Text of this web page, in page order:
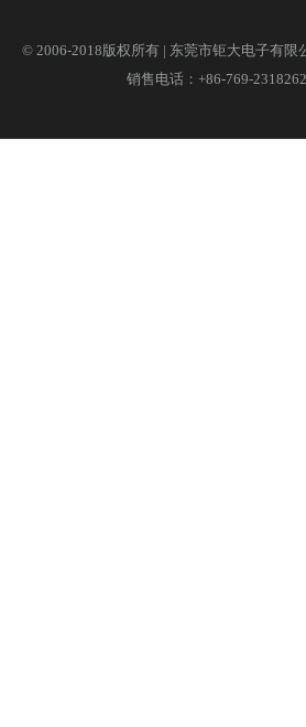
© 2006-2018版权所有 | 东莞市钜大电子有
销售电话：+86-769-